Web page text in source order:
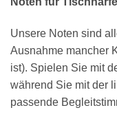
Unsere Noten sind
Ausnahme mancher
ist). Spielen Sie mit
während Sie mit der
passende
18 SAITEN 21